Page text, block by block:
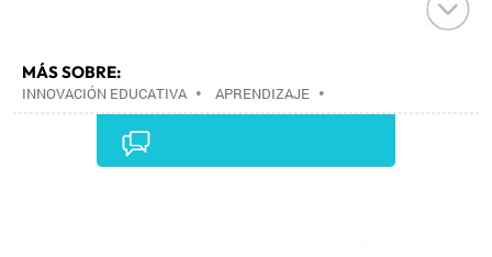
MÁS SOBRE:
INNOVACIÓN EDUCATIVA • APRENDIZAJE •
CONCURSOS•PEDAGOGÍA•EVENTOS•
•SOCIEDAD